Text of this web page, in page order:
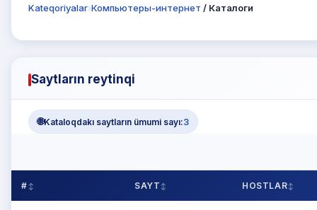
Kateqoriyalar›Компьютеры-интернет / Каталоги
Saytların reytinqi
🌐Kataloqdakı saytların ümumi sayı:3
# SAYT HOSTLAR